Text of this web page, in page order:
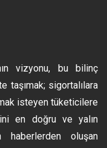
vizyonu, bu bilinç
taşımak; sigortalılara
isteyen tüketicilere
en doğru ve yalın
haberlerden oluşan